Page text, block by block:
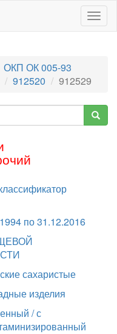
ОКП ОК 005-93
912520 912529
по 31.12.2016
сахаристые
изделия
/ с